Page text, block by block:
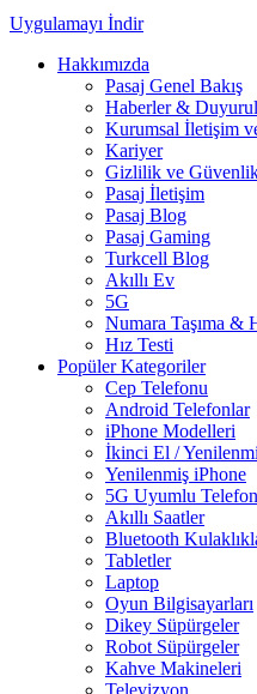
Uygulamayı İndir
Hakkımızda
Pasaj Genel Bakış
Haberler &
Kurumsal İletişim
Kariyer
Gizlilik ve
Pasaj İletişim
Pasaj Blog
Pasaj Gaming
Turkcell Blog
Akıllı Ev
5G
Numara Taşıma &
Hız Testi
Popüler Kategoriler
Cep Telefonu
Android Telefonlar
iPhone Modelleri
İkinci El /
Yenilenmiş iPhone
5G Uyumlu
Akıllı Saatler
Bluetooth
Tabletler
Laptop
Oyun Bilgisayarları
Dikey Süpürgeler
Robot Süpürgeler
Kahve Makineleri
Televizyon